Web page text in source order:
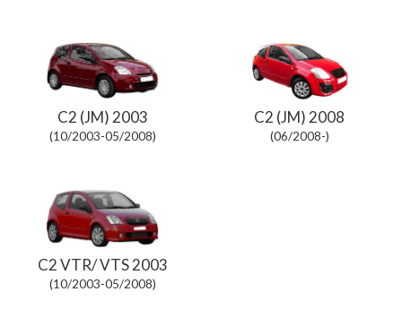
C2 (JM) 2003
(10/2003-05/2008)
C2 (JM) 2008
(06/2008-)
C2 VTR/ VTS 2003
(10/2003-05/2008)